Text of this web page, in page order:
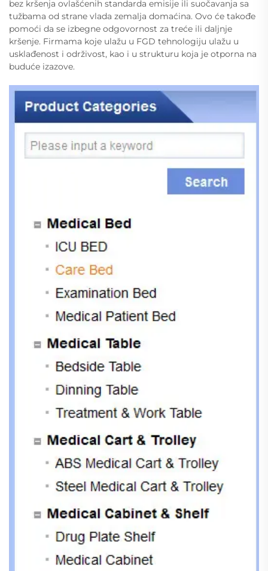
bez kršenja ovlašćenih standarda emisije ili suočavanja sa
tužbama od strane vlada zemalja domaćina. Ovo će takođe
pomoći da se izbegne odgovornost za treće ili daljnje
kršenje. Firmama koje ulažu u FGD tehnologiju ulažu u
usklađenost i održivost, kao i u strukturu koja je otporna na
buduće izazove.